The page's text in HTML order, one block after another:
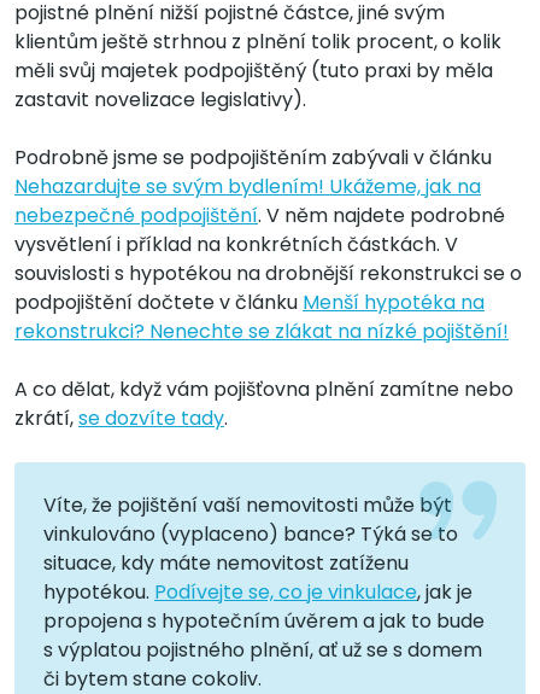
pojistné plnění nižší pojistné částce, jiné svým
klientům ještě strhnou z plnění tolik procent, o kolik
měli svůj majetek podpojištěný (tuto praxi by měla
zastavit novelizace legislativy).
Podrobně jsme se podpojištěním zabývali v článku
Nehazardujte se svým bydlením! Ukážeme, jak na
nebezpečné podpojištění. V něm najdete podrobné
vysvětlení i příklad na konkrétních částkách. V
souvislosti s hypotékou na drobnější rekonstrukci se o
podpojištění dočtete v článku Menší hypotéka na
rekonstrukci? Nenechte se zlákat na nízké pojištění!
A co dělat, když vám pojišťovna plnění zamítne nebo
zkrátí,se dozvíte tady.
Víte, že pojištění vaší nemovitosti může být
vinkulováno (vyplaceno) bance? Týká se to
situace, kdy máte nemovitost zatíženu
hypotékou. Podívejte se, co je vinkulace, jak je
propojena s hypotečním úvěrem a jak to bude
s výplatou pojistného plnění, ať už se s domem
či bytem stane cokoliv.